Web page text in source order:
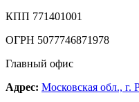
КПП 771401001
ОГРН 5077746871978
Главный офис
Адрес: Московская обл., г.